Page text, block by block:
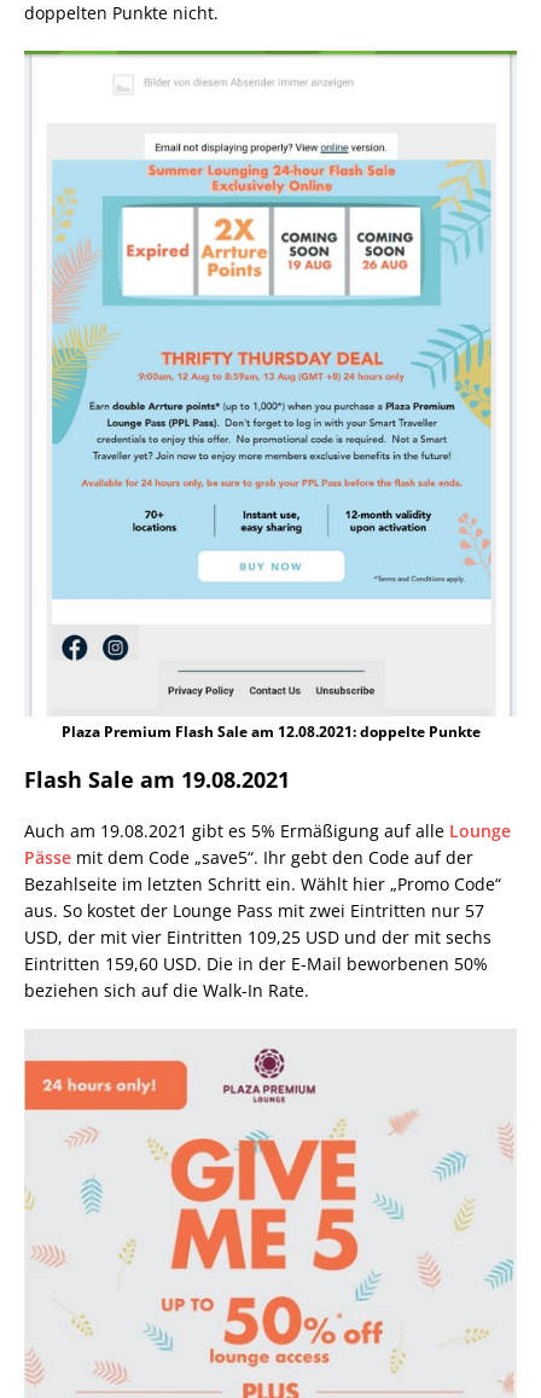
doppelten Punkte nicht.
Plaza Premium Flash Sale am 12.08.2021: doppelte Punkte
Flash Sale am 19.08.2021
Auch am 19.08.2021 gibt es 5% Ermäßigung auf alle Lounge
Pässe mit dem Code „save5“. Ihr gebt den Code auf der
Bezahlseite im letzten Schritt ein. Wählt hier „Promo Code“
aus. So kostet der Lounge Pass mit zwei Eintritten nur 57
USD, der mit vier Eintritten 109,25 USD und der mit sechs
Eintritten 159,60 USD. Die in der E-Mail beworbenen 50%
beziehen sich auf die Walk-In Rate.